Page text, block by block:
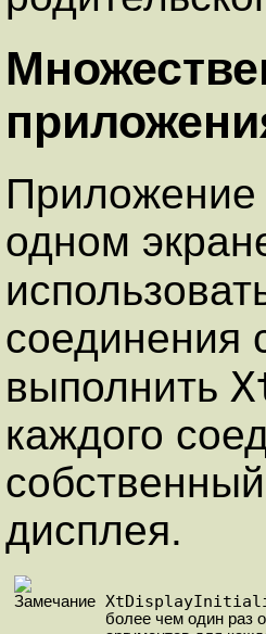
одном
соединения
выполнить
каждого
дисплея.
более чем один раз